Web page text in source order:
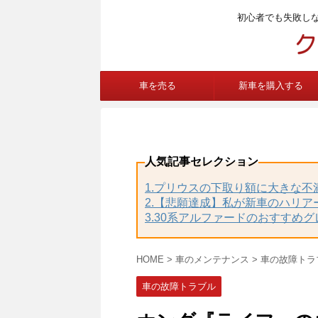
初心者でも失敗し
車を売る 新車を購入する
人気記事セレクション
1.プリウスの下取り額に大きな
2.【悲願達成】私が新車のハリ
3.30系アルファードのおすすめ
HOME > 車のメンテナンス > 車の故障トラ
車の故障トラブル